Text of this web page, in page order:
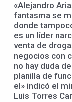
«Alejandro
fantasma se
donde
es un líder
venta de
negocios con
no hay duda
planilla de
el» indicó el
Luis Torres